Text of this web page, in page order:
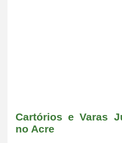
Cartórios e Varas
no Acre